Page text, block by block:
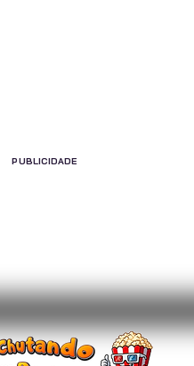
PUBLICIDADE